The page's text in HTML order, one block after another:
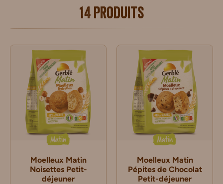
14 produits
Matin
Moelleux Matin
Noisettes Petit-
déjeuner
Matin
Moelleux Matin
Pépites de Chocolat
Petit-déjeuner